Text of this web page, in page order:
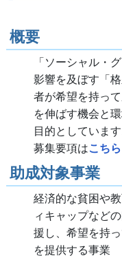
概要
「ソーシャル・
影響を及ぼす「
者が希望を持っ
を伸ばす機会と
目的としています
募集要項はこちら
助成対象事業
経済的な貧困や
ィキャップなど
援し、希望を持
を提供する事業